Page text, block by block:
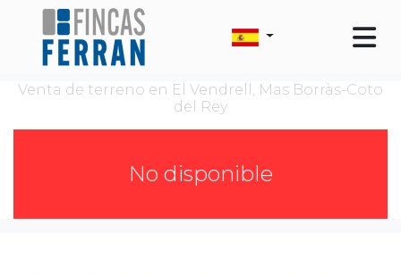
Venta de terreno en El Vendrell, Mas Borràs-Coto
del Rey
No disponible